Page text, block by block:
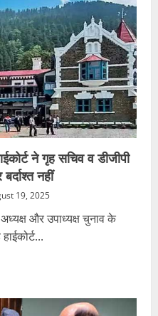
ने गृह सचिव व डीजीपी
नहीं
19, 2025
और उपाध्यक्ष चुनाव के